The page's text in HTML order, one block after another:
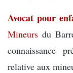
Avocat pour
Mineurs du
connaissance
relative aux